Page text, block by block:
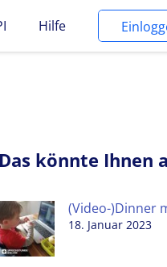
Hilfe
Das könnte Ihnen
(Video-)Dinner
18. Januar 2023